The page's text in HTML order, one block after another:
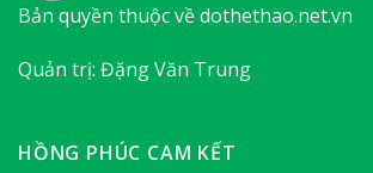
Bản quyền thuộc về dothethao.net.vn
Quản trị: Đặng Văn Trung
HỒNG PHÚC CAM KẾT